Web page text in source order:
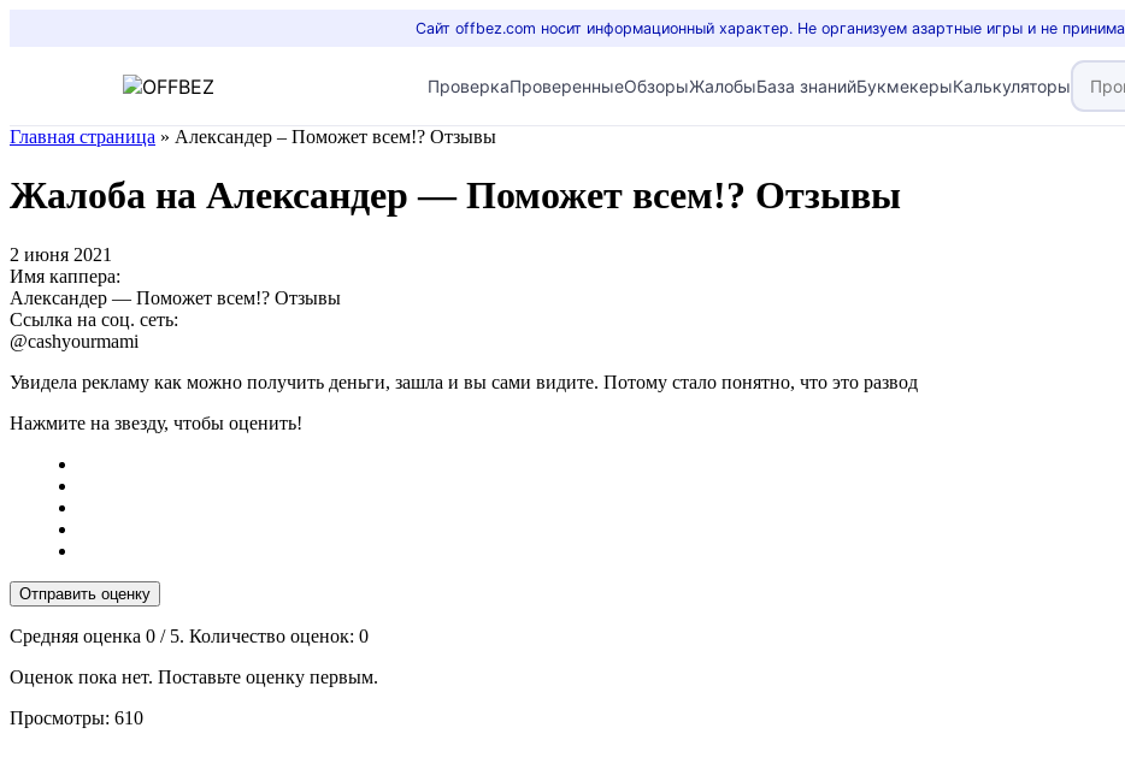
Сайт offbez.com носит информационный характер. Не организуем азартные игры и не
ПроверкаПроверенныеОбзорыЖалобыБаза знанийБукмекерыКалькуляторы
Главная страница » Александер – Поможет всем!? Отзывы
Жалоба на Александер — Поможет всем!? Отзывы
2 июня 2021
Имя каппера:
Александер — Поможет всем!? Отзывы
Ссылка на соц. сеть:
@cashyourmami
Увидела рекламу как можно получить деньги, зашла и вы сами видите. Потому стало понятно, что это развод
Нажмите на звезду, чтобы оценить!
Отправить оценку
Средняя оценка 0 / 5. Количество оценок: 0
Оценок пока нет. Поставьте оценку первым.
Просмотры: 610